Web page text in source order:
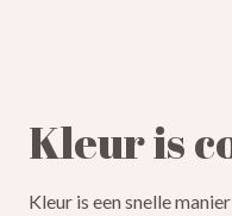
Kleur is
Kleur is een snelle